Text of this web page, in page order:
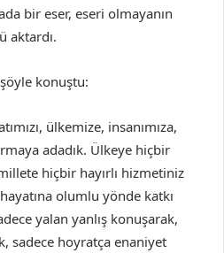
bir eser, eseri olmayanın
aktardı.
konuştu:
ülkemize, insanımıza,
adadık. Ülkeye hiçbir
hiçbir hayırlı hizmetiniz
olumlu yönde katkı
yalan yanlış konuşarak,
sadece hoyratça enaniyet